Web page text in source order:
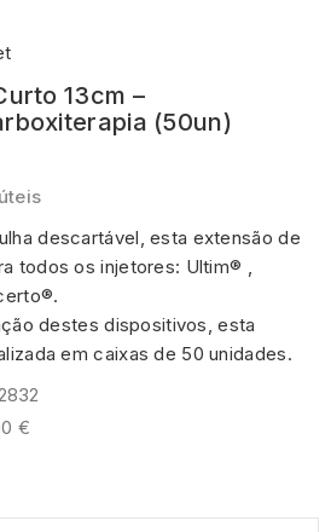
13cm –
(50un)
descartável, esta extensão de
todos os injetores: Ultim® ,
destes dispositivos, esta
em caixas de 50 unidades.
€